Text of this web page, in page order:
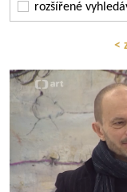
rozšířené
<